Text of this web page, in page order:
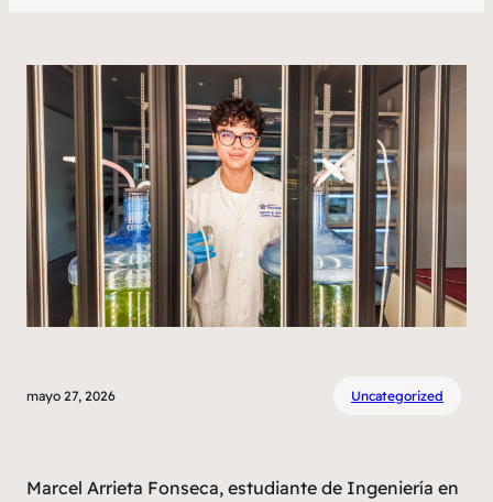
mayo 27, 2026 Uncategorized
Marcel Arrieta Fonseca, estudiante de Ingeniería en